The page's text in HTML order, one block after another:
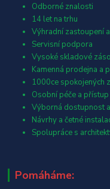
Odborné znalosti
14 let na trhu
Výhradní zastoupení
Servisní podpora
Vysoké skladové
Kamenná prodejna a
1000ce spokojených
Osobní péče a
Výborná dostupnost
Návrhy a četné
Spolupráce s
Pomáháme: